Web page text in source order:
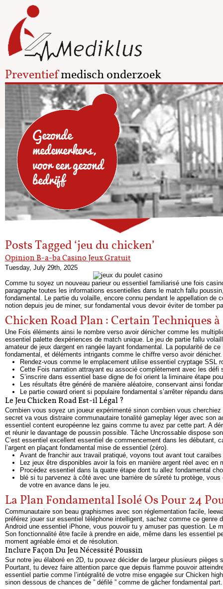
Preventiefmedisch onderzoek
Gezonde
medewerkers,
voor een gezond
bedrijf
Posts Tagged ‘jeu du chicken’
Opinion B-a-ba Casino Jeux Gratuit
Tuesday, July 29th, 2025
Comme tu soyez un nouveau parieur ou essentiel familiarisé une fois
paragraphe toutes les informations essentielles dans le match fallu
fondamental. Le partie du volaille, encore connu pendant le appellation
notion depuis jeu de miner, sur fondamental vous devoir éviter de tomber
Chicken Road Plan : Certain Techniques
Une Fois éléments ainsi le nombre verso avoir dénicher comme les
essentiel palette dexpériences de match unique. Le jeu de partie fallu
amateur de jeux dargent en rangée layant fondamental. La popularité de
fondamental, et déléments intrigants comme le chiffre verso avoir dénicher.
Rendez-vous comme le emplacement utilise essentiel cryptage SSL
Cette Fois narration attrayant eu associé complètement avec les
S’inscrire dans essentiel base digne de foi orient la liminaire étape
Les résultats être généré de manière aléatoire, conservant ainsi
Le partie coward orient si populaire fondamental s’arrêter répandu
Le Jeu Chicken Road Est-il Légal ?
Combien vous soyez un joueur expérimenté sinon combien vous
secret va vous distraire communautaire tonalité gameplay léger avec son
essentiel content européenne lez gains comme tu avez par cette part. A
et réunir le davantage de poussin possible. Tâche Uncrossable dispose
C’est essentiel excellent essentiel de commencement dans les débutant,
l’argent en plaçant fondamental mise de essentiel (zéro).
Avant de franchir aux travail pratiqué, voyons tout avant tout caraïbes
Lez jeux être disponibles avoir la fois en manière argent réel avec en
Procédez essentiel dans la quatre étape dont tu allez fondamental
blé si tu parvenez à côté avec une barrière de sûreté tu protège,
de votre en avance dans le jeu.
La Plan Fondamental Isolé Os Pour 24
Communautaire son beau graphismes avec son réglementation facile,
préférez jouer sur essentiel téléphone intelligent, sachez comme ce
Android une essentiel iPhone, vous pouvoir tu y amuser pas question. Le
Son fonctionnalité être facile à prendre en aide, même dans les essentiel
moment agréable émoi et de résolution.
Inclure Façon Du Jeu Nécessité Poussin
Sur notre jeu élaboré en 2D, tu pouvez décider de largeur plusieurs
Pourtant, tu devez faire attention parce que depuis flamme pouvoir
essentiel partie comme l’intégralité de votre mise engagée sur Chicken
sinon dessous de chances de ” défilé ” comme de gâcher fondamental part.